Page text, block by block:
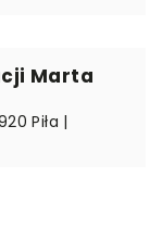
Marta
Piła |